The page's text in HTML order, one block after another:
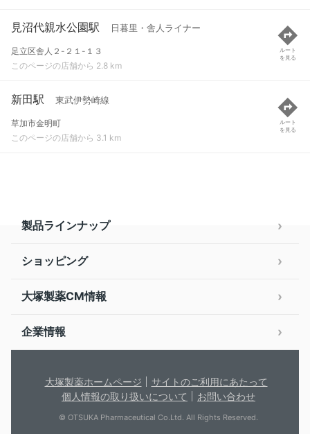
見沼代親水公園駅 日暮里・舎人ライナー
足立区舎人２-２１-１３
このページの店舗から 2.8 km
ルート
を見る
新田駅 東武伊勢崎線
草加市金明町
このページの店舗から 3.1 km
ルート
を見る
製品ラインナップ
ショッピング
大塚製薬CM情報
企業情報
大塚製薬ホームページ
サイトのご利用にあたって
個人情報の取り扱いについて
お問い合わせ
© OTSUKA Pharmaceutical Co.Ltd. All Rights Reserved.